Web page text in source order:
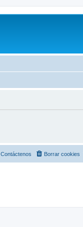
Borrar cookies
Contáctenos